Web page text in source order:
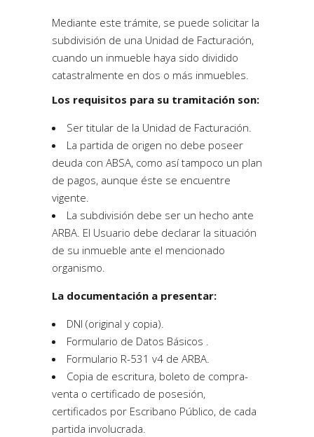
Mediante este trámite, se puede solicitar la
subdivisión de una Unidad de Facturación,
cuando un inmueble haya sido dividido
catastralmente en dos o más inmuebles.
Los requisitos para su tramitación son:
Ser titular de la Unidad de Facturación.
La partida de origen no debe poseer
deuda con ABSA, como así tampoco un plan
de pagos, aunque éste se encuentre
vigente.
La subdivisión debe ser un hecho ante
ARBA. El Usuario debe declarar la situación
de su inmueble ante el mencionado
organismo.
La documentación a presentar:
DNI (original y copia).
Formulario de Datos Básicos .
Formulario R-531 v4 de ARBA.
Copia de escritura, boleto de compra-
venta o certificado de posesión,
certificados por Escribano Público, de cada
partida involucrada.